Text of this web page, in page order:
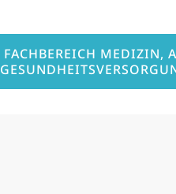
FACHBEREICH MEDIZIN,